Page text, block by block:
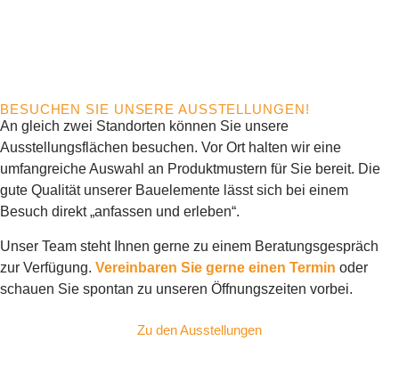
BESUCHEN SIE UNSERE AUSSTELLUNGEN!
An gleich zwei Standorten können Sie unsere
Ausstellungsflächen besuchen. Vor Ort halten wir eine
umfangreiche Auswahl an Produktmustern für Sie bereit. Die
gute Qualität unserer Bauelemente lässt sich bei einem
Besuch direkt „anfassen und erleben“.
Unser Team steht Ihnen gerne zu einem Beratungsgespräch
zur Verfügung. Vereinbaren Sie gerne einen Termin oder
schauen Sie spontan zu unseren Öffnungszeiten vorbei.
Zu den Ausstellungen